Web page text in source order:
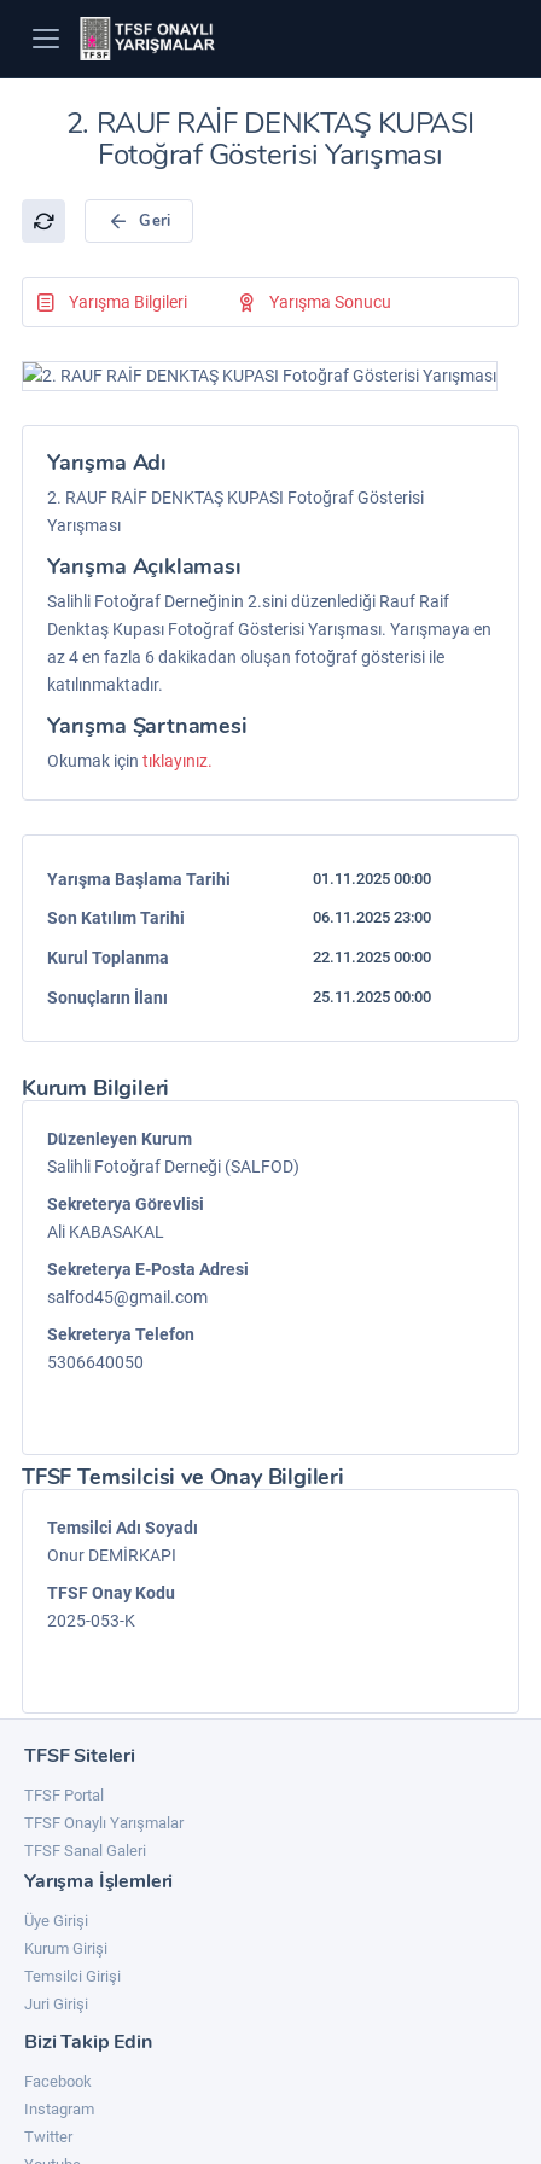
2. RAUF RAİF DENKTAŞ KUPASI
Fotoğraf Gösterisi Yarışması
Geri
Yarışma Bilgileri Yarışma Sonucu
Yarışma Adı
2. RAUF RAİF DENKTAŞ KUPASI Fotoğraf Gösterisi
Yarışması
Yarışma Açıklaması
Salihli Fotoğraf Derneğinin 2.sini düzenlediği Rauf Raif
Denktaş Kupası Fotoğraf Gösterisi Yarışması. Yarışmaya en
az 4 en fazla 6 dakikadan oluşan fotoğraf gösterisi ile
katılınmaktadır.
Yarışma Şartnamesi
Okumak için tıklayınız.
Yarışma Başlama Tarihi 01.11.2025 00:00
Son Katılım Tarihi 06.11.2025 23:00
Kurul Toplanma 22.11.2025 00:00
Sonuçların İlanı 25.11.2025 00:00
Kurum Bilgileri
Düzenleyen Kurum
Salihli Fotoğraf Derneği (SALFOD)
Sekreterya Görevlisi
Ali KABASAKAL
Sekreterya E-Posta Adresi
salfod45@gmail.com
Sekreterya Telefon
5306640050
TFSF Temsilcisi ve Onay Bilgileri
Temsilci Adı Soyadı
Onur DEMİRKAPI
TFSF Onay Kodu
2025-053-K
TFSF Siteleri
TFSF Portal
TFSF Onaylı Yarışmalar
TFSF Sanal Galeri
Yarışma İşlemleri
Üye Girişi
Kurum Girişi
Temsilci Girişi
Juri Girişi
Bizi Takip Edin
Facebook
Instagram
Twitter